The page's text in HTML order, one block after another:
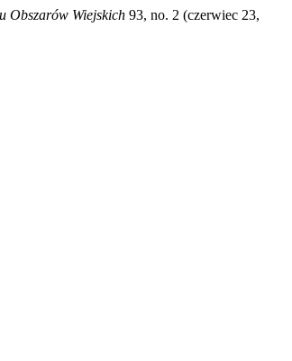
Obszarów Wiejskich 93, no. 2 (czerwiec 23,